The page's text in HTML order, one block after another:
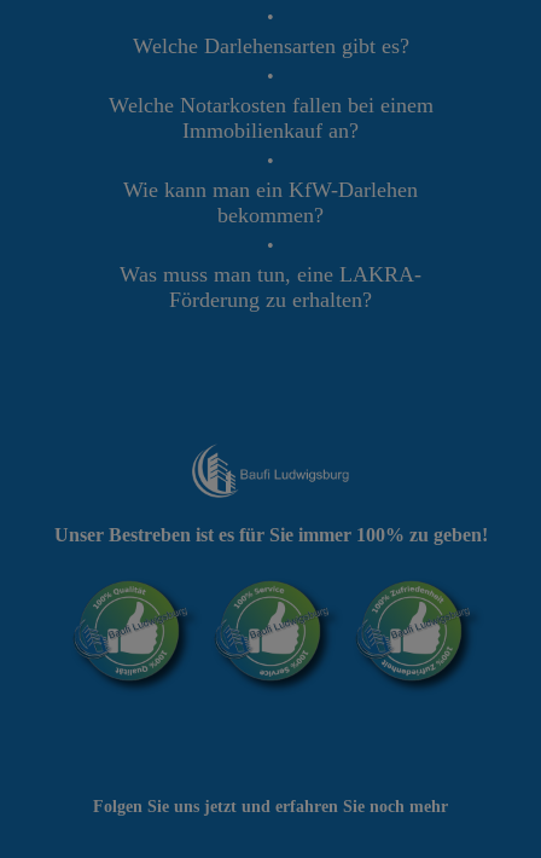
•
Welche Darlehensarten gibt es?
•
Welche Notarkosten fallen bei einem
Immobilienkauf an?
•
Wie kann man ein KfW-Darlehen
bekommen?
•
Was muss man tun, eine LAKRA-
Förderung zu erhalten?
Folgen Sie uns jetzt und erfahren Sie noch mehr
Unser Bestreben ist es für Sie immer 100% zu geben!